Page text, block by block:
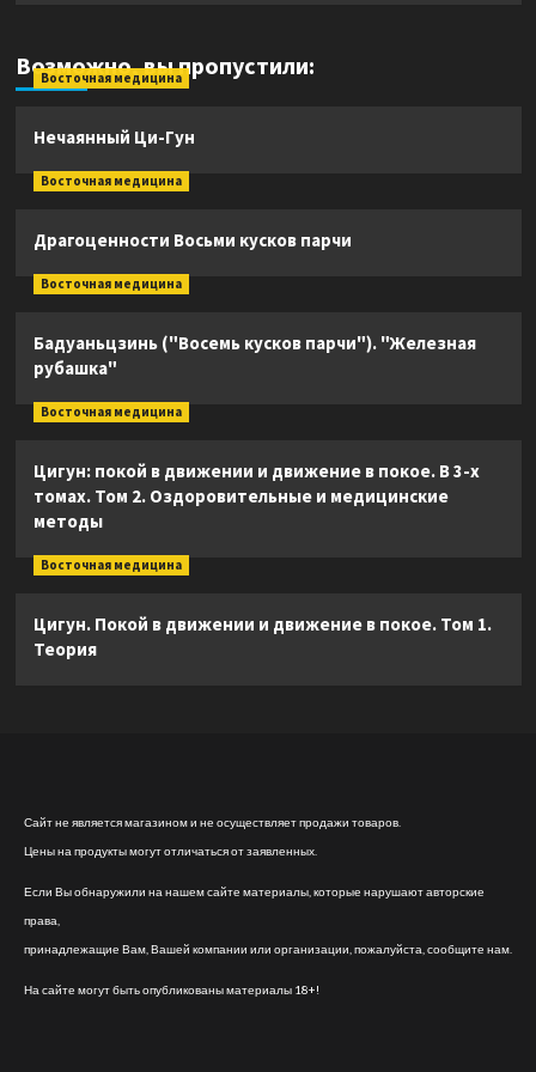
Возможно, вы пропустили:
Восточная медицина
Нечаянный Ци-Гун
Восточная медицина
Драгоценности Восьми кусков парчи
Восточная медицина
Бадуаньцзинь ("Восемь кусков парчи"). "Железная
рубашка"
Восточная медицина
Цигун: покой в движении и движение в покое. В 3-х
томах. Том 2. Оздоровительные и медицинские
методы
Восточная медицина
Цигун. Покой в движении и движение в покое. Том 1.
Теория
Сайт не является магазином и не осуществляет продажи товаров.
Цены на продукты могут отличаться от заявленных.
Если Вы обнаружили на нашем сайте материалы, которые нарушают авторские
права,
принадлежащие Вам, Вашей компании или организации, пожалуйста, сообщите нам.
На сайте могут быть опубликованы материалы 18+!